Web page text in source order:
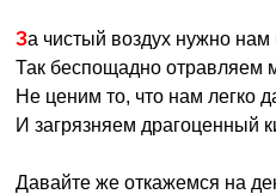
За чистый воздух нужно нам
Так беспощадно отравляем
Не ценим то, что нам легко
И загрязняем драгоценный
Давайте же откажемся на